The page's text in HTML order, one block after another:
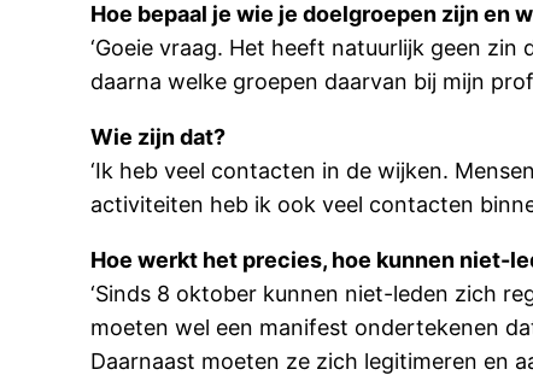
Hoe bepaal je wie je doelgroepen zijn en
‘Goeie vraag. Het heeft natuurlijk geen
daarna welke groepen daarvan bij mijn
Wie zijn dat?
‘Ik heb veel contacten in de wijken.
activiteiten heb ik ook veel contacten
Hoe werkt het precies, hoe kunnen niet-
‘Sinds 8 oktober kunnen niet-leden zich
moeten wel een manifest ondertekenen
Daarnaast moeten ze zich legitimeren en